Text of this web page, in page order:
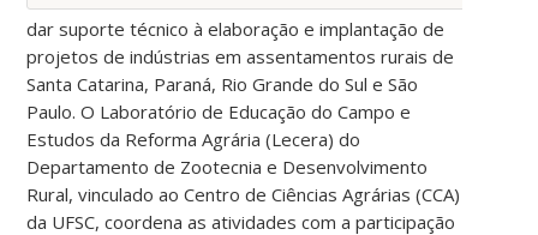
dar suporte técnico à elaboração e implantação de
projetos de indústrias em assentamentos rurais de
Santa Catarina, Paraná, Rio Grande do Sul e São
Paulo. O Laboratório de Educação do Campo e
Estudos da Reforma Agrária (Lecera) do
Departamento de Zootecnia e Desenvolvimento
Rural, vinculado ao Centro de Ciências Agrárias (CCA)
da UFSC, coordena as atividades com a participação